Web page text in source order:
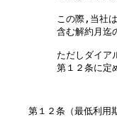
この際,当社
含む解約月迄
ただしダイア
第１２条に定